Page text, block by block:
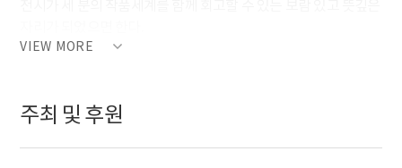
VIEW MORE
주최 및 후원